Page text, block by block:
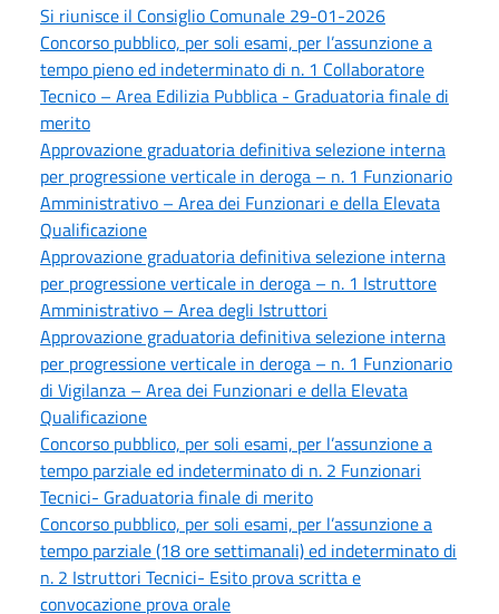
Si riunisce il Consiglio Comunale 29-01-2026
Concorso pubblico, per soli esami, per l’assunzione a
tempo pieno ed indeterminato di n. 1 Collaboratore
Tecnico – Area Edilizia Pubblica - Graduatoria finale di
merito
Approvazione graduatoria definitiva selezione interna
per progressione verticale in deroga – n. 1 Funzionario
Amministrativo – Area dei Funzionari e della Elevata
Qualificazione
Approvazione graduatoria definitiva selezione interna
per progressione verticale in deroga – n. 1 Istruttore
Amministrativo – Area degli Istruttori
Approvazione graduatoria definitiva selezione interna
per progressione verticale in deroga – n. 1 Funzionario
di Vigilanza – Area dei Funzionari e della Elevata
Qualificazione
Concorso pubblico, per soli esami, per l’assunzione a
tempo parziale ed indeterminato di n. 2 Funzionari
Tecnici- Graduatoria finale di merito
Concorso pubblico, per soli esami, per l’assunzione a
tempo parziale (18 ore settimanali) ed indeterminato di
n. 2 Istruttori Tecnici- Esito prova scritta e
convocazione prova orale